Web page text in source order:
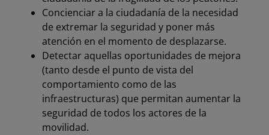
Concienciar a la ciudadanía de la necesidad
de extremar la seguridad y poner más
atención en el momento de desplazarse.
Detectar aquellas oportunidades de mejora
(tanto desde el punto de vista del
comportamiento como de las
infraestructuras) que permitan aumentar la
seguridad de todos los actores de la
movilidad.